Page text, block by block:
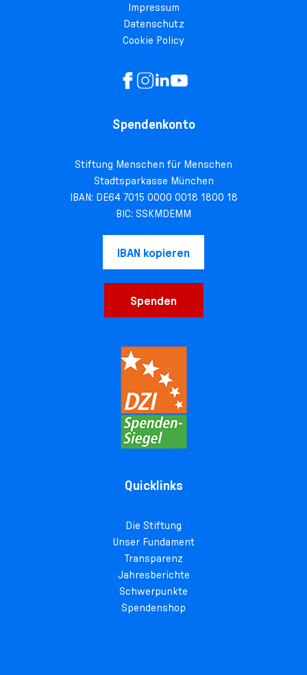
Impressum
Datenschutz
Cookie Policy
Spendenkonto
Stiftung Menschen für Menschen
Stadtsparkasse München
IBAN: DE64 7015 0000 0018 1800 18
BIC: SSKMDEMM
IBAN kopieren
Spenden
Quicklinks
Die Stiftung
Unser Fundament
Transparenz
Jahresberichte
Schwerpunkte
Spendenshop